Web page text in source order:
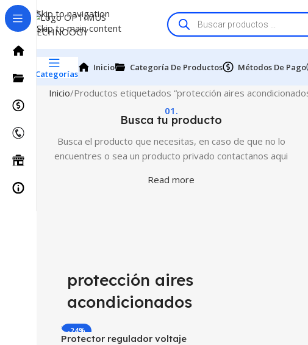
Skip to navigation
Skip to main content
Categorías
Inicio Categoría De Productos Métodos De Pago
Inicio Productos etiquetados “protección aires
01.
Busca tu producto
Busca el producto que necesitas, en caso de que no lo
encuentres o sea un producto privado contactanos aqui
Read more
protección aires
acondicionados
-24%
Protector regulador voltaje